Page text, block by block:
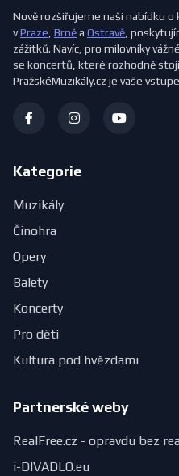
Nově rozšiřujeme naši nabídku
vPraze, Brněa Ostravě,
zážitků. Navíc, pro milovníky
se koncertů, které rozhodně
PražskéMuzikály.cz je vaše
Kategorie
Muzikály
Činohra
Opery
Balety
Koncerty
Pro děti
Kultura pod hvězdami
Partnerské weby
RealFree.cz - opravdu bez
i-DIVADLO.eu